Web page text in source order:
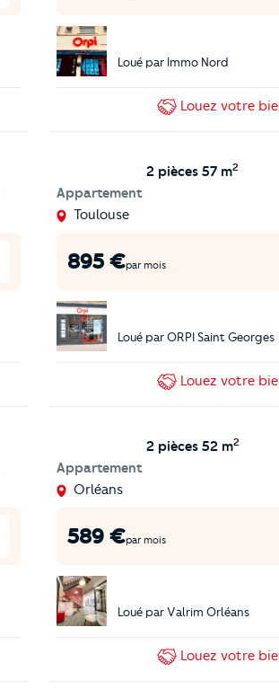
Loué par Immo Nord
Louez votre
Appartement
2 pièces 57 m2
Toulouse
895 €par mois
Loué parORPI Saint Georges
Louez votre
Appartement
2 pièces 52 m2
Orléans
589 €par mois
Loué parValrim Orléans
Louez votre